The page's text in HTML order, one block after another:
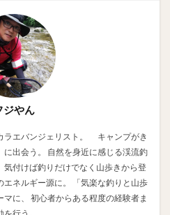
ジやん
ラエバンジェリスト。 キャンプがき
出会う。 自然を身近に感じる渓流釣
気付けば釣りだけでなく山歩きから登
ネルギー源に。 「気楽な釣りと山歩
に、 初心者からある程度の経験者ま
行う。